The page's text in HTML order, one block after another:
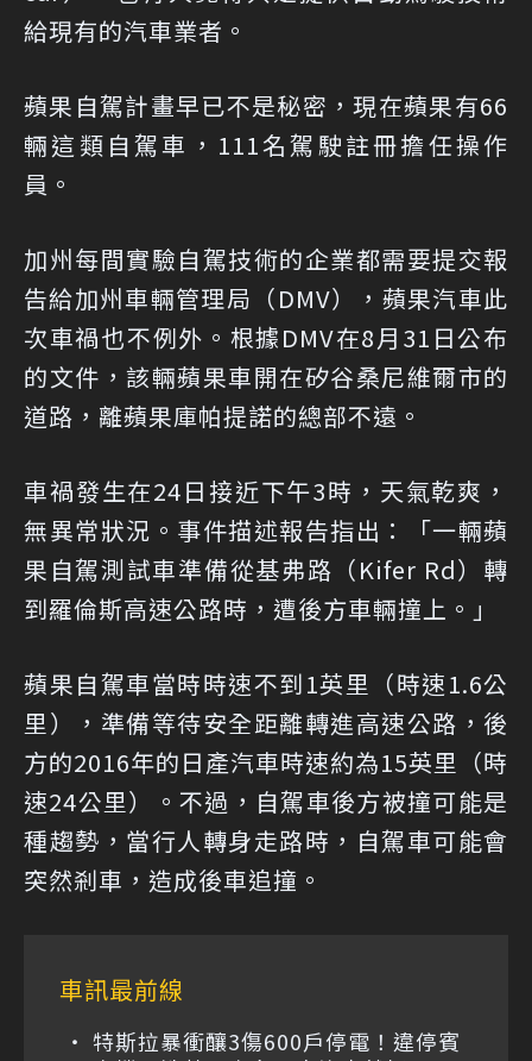
給現有的汽車業者。
蘋果自駕計畫早已不是秘密，現在蘋果有66
輛這類自駕車，111名駕駛註冊擔任操作
員。
加州每間實驗自駕技術的企業都需要提交報
告給加州車輛管理局（DMV），蘋果汽車此
次車禍也不例外。根據DMV在8月31日公布
的文件，該輛蘋果車開在矽谷桑尼維爾市的
道路，離蘋果庫帕提諾的總部不遠。
車禍發生在24日接近下午3時，天氣乾爽，
無異常狀況。事件描述報告指出：「一輛蘋
果自駕測試車準備從基弗路（Kifer Rd）轉
到羅倫斯高速公路時，遭後方車輛撞上。」
蘋果自駕車當時時速不到1英里（時速1.6公
里），準備等待安全距離轉進高速公路，後
方的2016年的日產汽車時速約為15英里（時
速24公里）。不過，自駕車後方被撞可能是
種趨勢，當行人轉身走路時，自駕車可能會
突然剎車，造成後車追撞。
車訊最前線
特斯拉暴衝釀3傷600戶停電！違停賓